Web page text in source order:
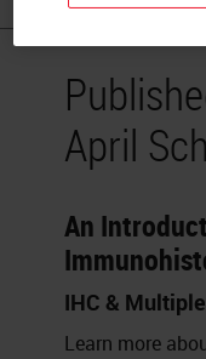
April
An
IHC &
Learn more